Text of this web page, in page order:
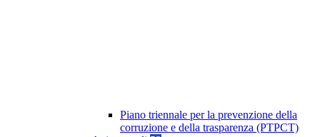
Piano triennale per la prevenzione della
corruzione e della trasparenza (PTPCT)